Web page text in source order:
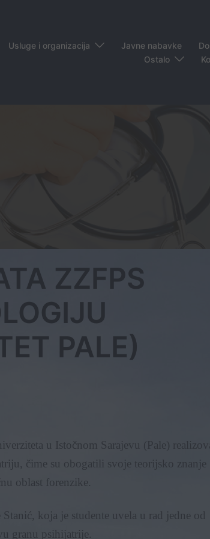
Usluge i organizacija Javne nabavke
Ostalo
ZZFPS
PALE)
u Istočnom Sarajevu (Pale)
čime su obogatili svoje teorijsko znanje
oblast forenzike.
koja je studente uvela u rad jedne od
granu psihijatrije.